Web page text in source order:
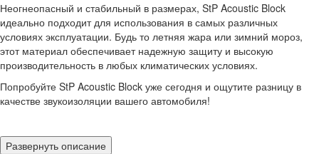
Неогнеопасный и стабильный в размерах, StP Acoustic Block
идеально подходит для использования в самых различных
условиях эксплуатации. Будь то летняя жара или зимний мороз,
этот материал обеспечивает надежную защиту и высокую
производительность в любых климатических условиях.
Попробуйте StP Acoustic Block уже сегодня и ощутите разницу в
качестве звукоизоляции вашего автомобиля!
Развернуть описание